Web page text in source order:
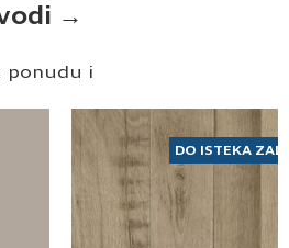
→
ponudu i
DO ISTEKA